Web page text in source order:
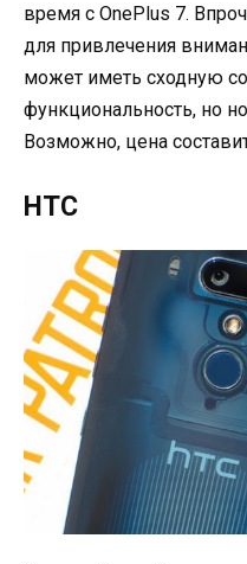
время с OnePlus 7.
для привлечения
может иметь сходную
функциональность, но
Возможно, цена
HTC